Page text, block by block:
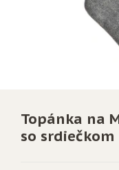
Topánka na
so srdiečkom